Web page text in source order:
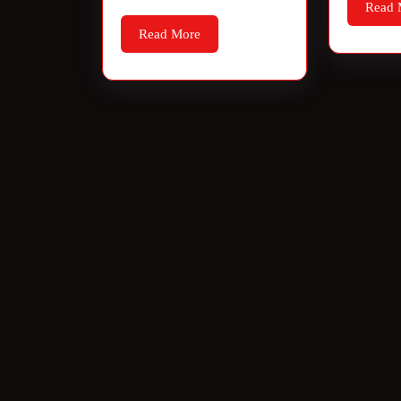
Read More
Read